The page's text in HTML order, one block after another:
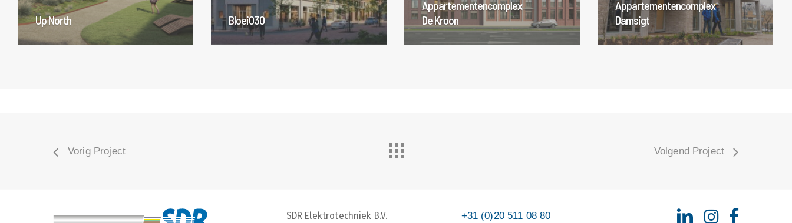
Up North Bloei030
Appartementencomplex
De Kroon
Appartementencomplex
Damsigt
Vorig Project Volgend Project
SDR Elektrotechniek B.V. +31 (0)20 511 08 80